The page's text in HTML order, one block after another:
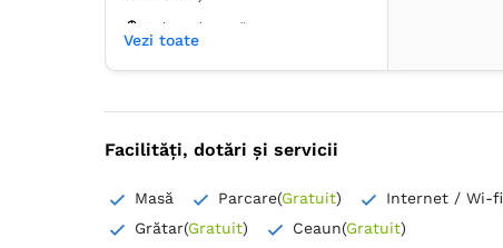
Balcon / terasă
Dulap
Umeraș pentru haine
Canale prin satelit
Priză lângă pat
Izolare fonică
Vezi toate
Facilități, dotări și servicii
Masă Parcare(Gratuit) Internet / Wi-fi
Grătar(Gratuit) Ceaun(Gratuit)